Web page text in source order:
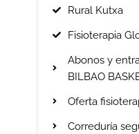
Rural Kutxa
Fisioterapia
Abonos y
BILBAO
Oferta
Correduría